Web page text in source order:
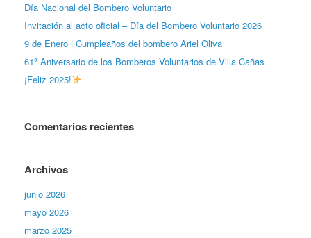
Día Nacional del Bombero Voluntario
Invitación al acto oficial – Día del Bombero Voluntario 2026
9 de Enero | Cumpleaños del bombero Ariel Oliva
61º Aniversario de los Bomberos Voluntarios de Villa Cañas
¡Feliz 2025!
Comentarios recientes
Archivos
junio 2026
mayo 2026
marzo 2025